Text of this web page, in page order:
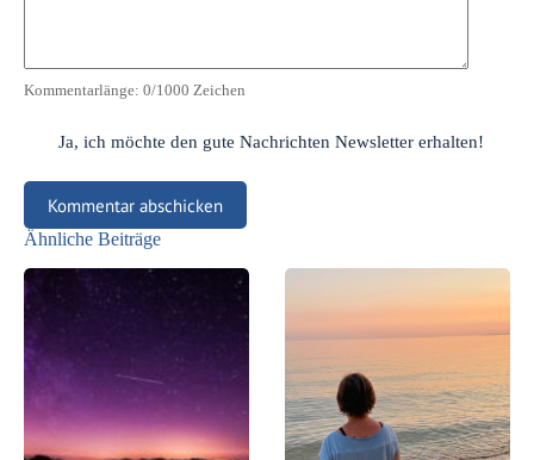
Kommentarlänge: 0/1000 Zeichen
Ja, ich möchte den gute Nachrichten Newsletter erhalten!
Kommentar abschicken
Ähnliche Beiträge